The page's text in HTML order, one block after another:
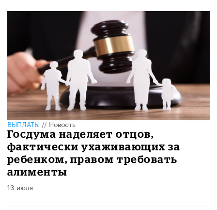
ВЫПЛАТЫ//Новость
Госдума наделяет отцов,
фактически ухаживающих за
ребенком, правом требовать
алименты
13 июля